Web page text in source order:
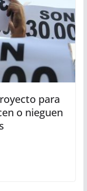
para
o nieguen